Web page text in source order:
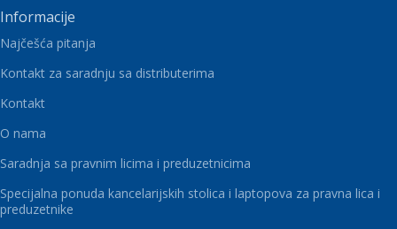
Informacije
Najčešća pitanja
Kontakt za saradnju sa distributerima
Kontakt
O nama
Saradnja sa pravnim licima i preduzetnicima
Specijalna ponuda kancelarijskih stolica i laptopova za pravna lica i
preduzetnike